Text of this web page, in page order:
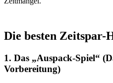
Die besten Zeitspar-
1. Das „Auspack-Spiel“
Vorbereitung)